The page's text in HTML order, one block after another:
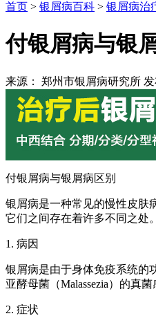
首页 > 银屑病百科 > 银屑病治
付银屑病与银
来源： 郑州市银屑病研究所 发
付银屑病与银屑病区别
银屑病是一种常见的慢性皮肤
它们之间存在着许多不同之处
1. 病因
银屑病是由于身体免疫系统的
亚酵母菌（Malassezia）的真菌
2. 症状